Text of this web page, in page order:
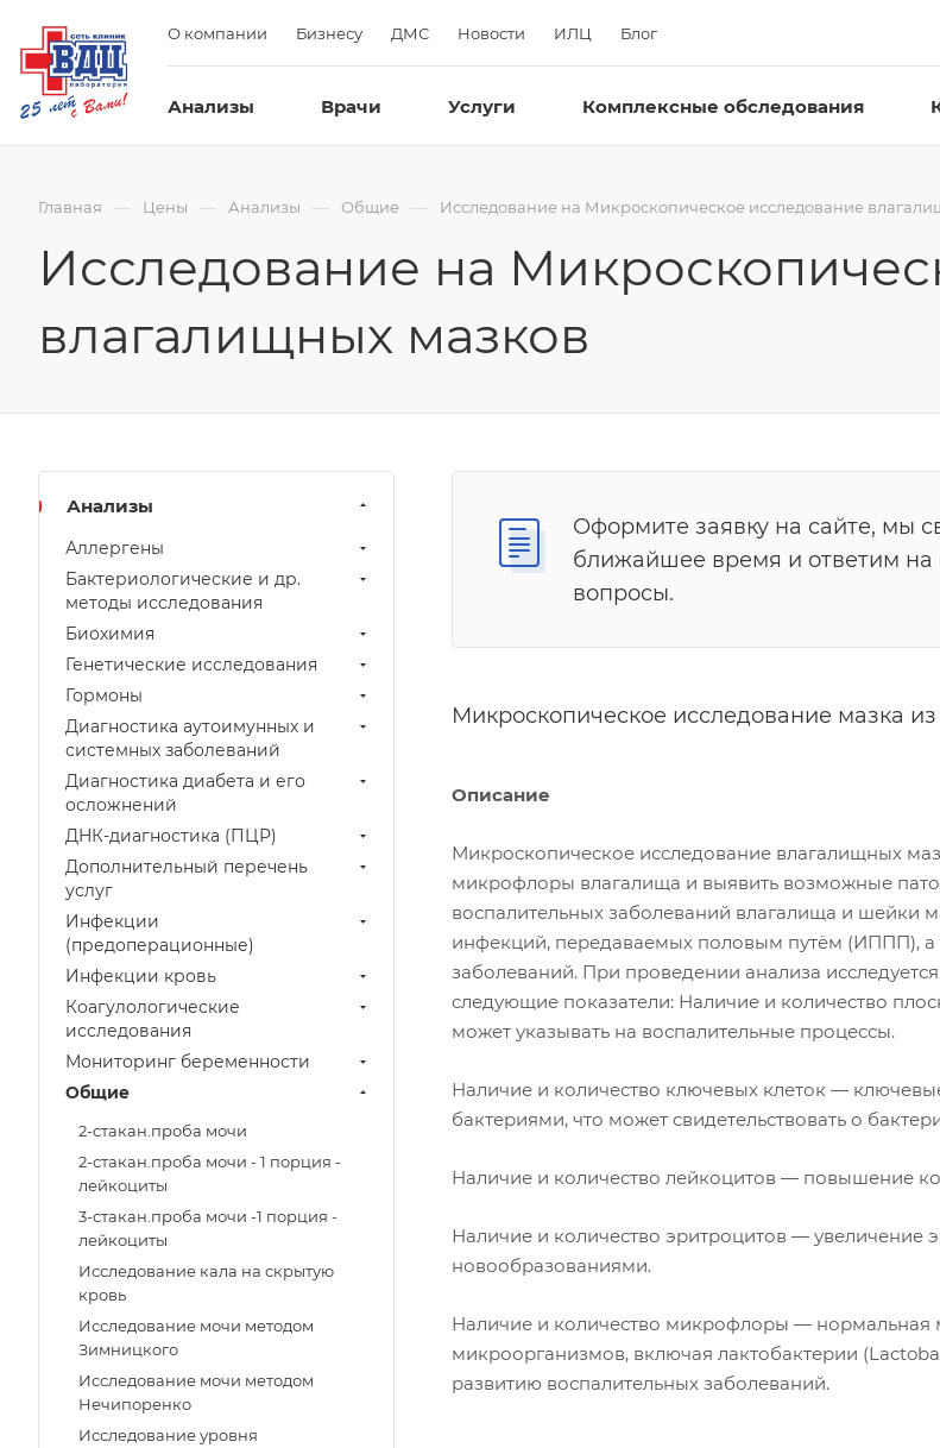
О компании Бизнесу ДМС Новости ИЛЦ Блог
Анализы Врачи Услуги Комплексные обследования
Главная — Цены — Анализы — Общие — Исследование на Микроскопическое исследование
Исследование на
влагалищных мазков
Оформите заявку на сайте, мы
ближайшее время и ответим
вопросы.
Микроскопическое исследование мазка
Описание
Микроскопическое исследование влагалищных
микрофлоры влагалища и выявить возможные
воспалительных заболеваний влагалища и
инфекций, передаваемых половым путём (ИППП), а
заболеваний. При проведении анализа
следующие показатели: Наличие и количество
может указывать на воспалительные процессы.
Наличие и количество ключевых клеток —
бактериями, что может свидетельствовать о
Наличие и количество лейкоцитов — повышение
Наличие и количество эритроцитов — увеличение
новообразованиями.
Наличие и количество микрофлоры —
микроорганизмов, включая лактобактерии
развитию воспалительных заболеваний.
Анализы
Аллергены
Бактериологические и др.
методы исследования
Биохимия
Генетические исследования
Гормоны
Диагностика аутоимунных и
системных заболеваний
Диагностика диабета и его
осложнений
ДНК-диагностика (ПЦР)
Дополнительный перечень
услуг
Инфекции
(предоперационные)
Инфекции кровь
Коагулологические
исследования
Мониторинг беременности
Общие
2-стакан.проба мочи
2-стакан.проба мочи - 1 порция -
лейкоциты
3-стакан.проба мочи -1 порция -
лейкоциты
Исследование кала на скрытую
кровь
Исследование мочи методом
Зимницкого
Исследование мочи методом
Нечипоренко
Исследование уровня